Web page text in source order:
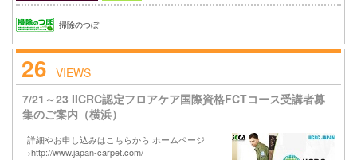
掃除のつぼ
26 VIEWS
7/21～23 IICRC認定フロアケア国際資格FCTコース受講者募
集のご案内（横浜）
詳細やお申し込みはこちらから ホームページ
→http://www.japan-carpet.com/